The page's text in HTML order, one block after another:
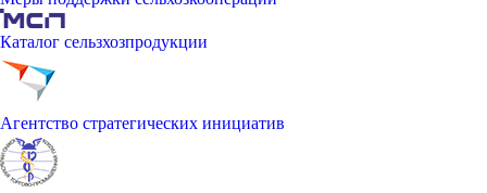
Каталог сельзхозпродукции
Агентство стратегических инициатив